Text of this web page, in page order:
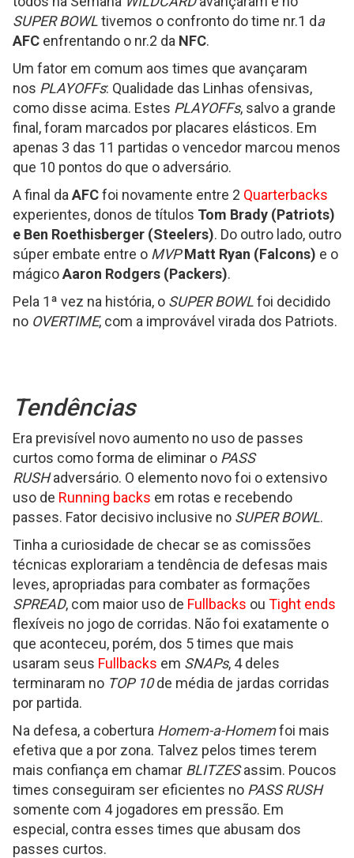
SUPER BOWLtivemos o confronto do time nr.1 da
AFC enfrentando o nr.2 da NFC.
Um fator em comum aos times que avançaram
nos PLAYOFFs: Qualidade das Linhas ofensivas,
como disse acima. Estes PLAYOFFs, salvo a grande
final, foram marcados por placares elásticos. Em
apenas 3 das 11 partidas o vencedor marcou menos
que 10 pontos do que o adversário.
A final da AFCfoi novamente entre 2 Quarterbacks
experientes, donos de títulos Tom Brady (Patriots)
e Ben Roethisberger (Steelers). Do outro lado, outro
súper embate entre o MVP Matt Ryan (Falcons) e o
mágicoAaron Rodgers (Packers).
Pela 1ª vez na história, o SUPER BOWLfoi decidido
no OVERTIME, com a improvável virada dos Patriots.
Tendências
Era previsível novo aumento no uso de passes
curtos como forma de eliminar o PASS
RUSHadversário. O elemento novo foi o extensivo
uso de Running backs em rotas e recebendo
passes. Fator decisivo inclusive no SUPER BOWL.
Tinha a curiosidade de checar se as comissões
técnicas explorariam a tendência de defesas mais
leves, apropriadas para combater as formações
SPREAD, com maior uso de Fullbacks ou Tight ends
flexíveis no jogo de corridas. Não foi exatamente o
que aconteceu, porém, dos 5 times que mais
usaram seus Fullbacks em SNAPs, 4 deles
terminaram no TOP 10de média de jardas corridas
por partida.
Na defesa, a cobertura Homem-a-Homemfoi mais
efetiva que a por zona. Talvez pelos times terem
mais confiança em chamar BLITZESassim. Poucos
times conseguiram ser eficientes no PASS RUSH
somente com 4 jogadores em pressão. Em
especial, contra esses times que abusam dos
passes curtos.